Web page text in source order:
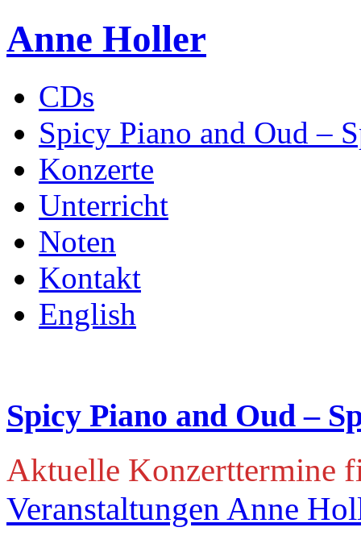
Anne Holler
CDs
Spicy Piano and Oud –
Konzerte
Unterricht
Noten
Kontakt
English
Spicy Piano and Oud –
Aktuelle Konzerttermine
Veranstaltungen Anne